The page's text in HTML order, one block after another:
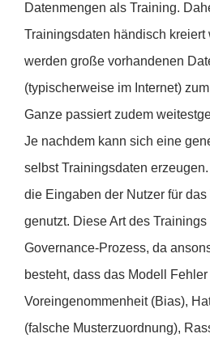
Datenmengen als Training.
Trainingsdaten händisch kreiert
werden große vorhandenen
(typischerweise im Internet)
Ganze passiert zudem
Je nachdem kann sich eine
selbst Trainingsdaten
die Eingaben der Nutzer für
genutzt. Diese Art des
Governance-Prozess, da
besteht, dass das Modell
Voreingenommenheit (Bias),
(falsche Musterzuordnung),